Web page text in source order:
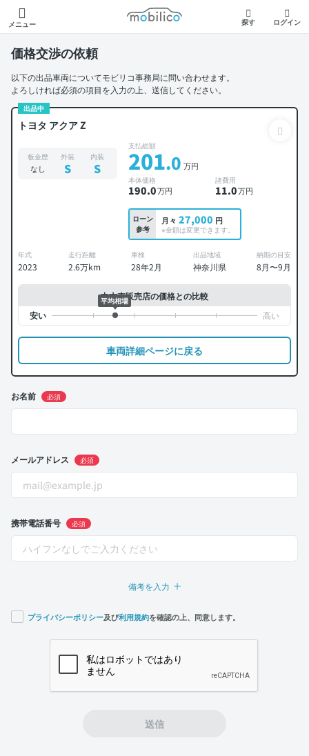
メニュー
モビリコ
探す ログイン
価格交渉の依頼
以下の出品車両についてモビリコ事務局に問い合わせます。
よろしければ必須の項目を入力の上、送信してください。
出品中
トヨタ アクア Z
板金歴
なし
外装
S
内装
S
支払総額
201.0 万円
本体価格
190.0万円
諸費用
11.0万円
ローン
参考
月々 27,000 円
※金額は変更できます。
年式
2023
走行距離
2.6万km
車検
28年2月
出品地域
神奈川県
納期の目安
8月〜9月
中古車販売店の価格との比較
平均相場
車両詳細ページに戻る
お名前 必須
メールアドレス 必須
携帯電話番号 必須
備考を入力
プライバシーポリシー及び利用規約を確認の上、同意します。
送信